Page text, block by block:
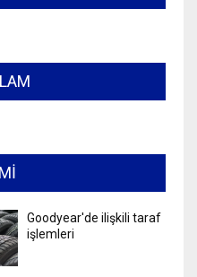
Goodyear'de ilişkili taraf
işlemleri